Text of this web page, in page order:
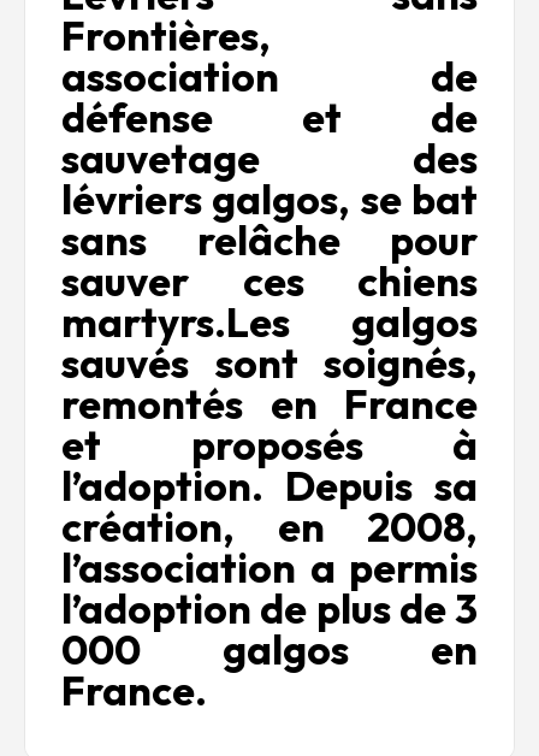
Frontières,
association de
défense et de
sauvetage des
lévriers galgos, se bat
sans relâche pour
sauver ces chiens
martyrs.Les galgos
sauvés sont soignés,
remontés en France
et proposés à
l’adoption. Depuis sa
création, en 2008,
l’association a permis
l’adoption de plus de 3
000 galgos en
France.